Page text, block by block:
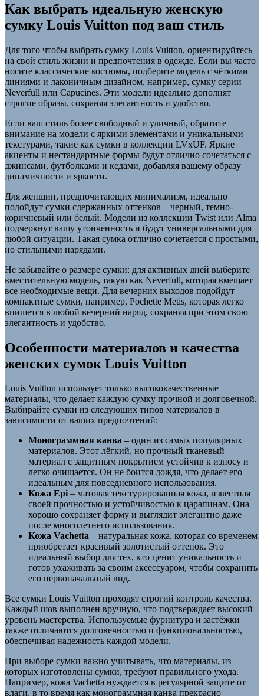
Как выбрать идеальную женскую
сумку Louis Vuitton под ваш стиль
Для того чтобы выбрать сумку Louis Vuitton, ориентируйтесь
на свой стиль жизни и предпочтения в одежде. Если вы часто
носите классические костюмы, подберите модель с чёткими
линиями и лаконичным дизайном, например, сумку серии
Neverfull или Capucines. Эти модели идеально дополнят
строгие образы, сохраняя элегантность и удобство.
Если ваш стиль более свободный и уличный, обратите
внимание на модели с яркими элементами и уникальными
текстурами, такие как сумки в коллекции LVxUF. Яркие
акценты и нестандартные формы будут отлично сочетаться с
джинсами, футболками и кедами, добавляя вашему образу
динамичности и яркости.
Для женщин, предпочитающих минимализм, идеально
подойдут сумки сдержанных оттенков – черный, темно-
коричневый или белый. Модели из коллекции Twist или Alma
подчеркнут вашу утонченность и будут универсальными для
любой ситуации. Такая сумка отлично сочетается с простыми,
но стильными нарядами.
Не забывайте о размере сумки: для активных дней выберите
вместительную модель, такую как Neverfull, которая вмещает
все необходимые вещи. Для вечерних выходов подойдут
компактные сумки, например, Pochette Metis, которая легко
впишется в любой вечерний наряд, сохраняя при этом свою
элегантность и удобство.
Особенности материалов и качества
женских сумок Louis Vuitton
Louis Vuitton использует только высококачественные
материалы, что делает каждую сумку прочной и долговечной.
Выбирайте сумки из следующих типов материалов в
зависимости от ваших предпочтений:
Монограммная канва – один из самых популярных
материалов. Этот лёгкий, но прочный тканевый
материал с защитным покрытием устойчив к износу и
легко очищается. Он не боится дождя, что делает его
идеальным для повседневного использования.
Кожа Epi – матовая текстурированная кожа, известная
своей прочностью и устойчивостью к царапинам. Она
хорошо сохраняет форму и выглядит элегантно даже
после многолетнего использования.
Кожа Vachetta – натуральная кожа, которая со временем
приобретает красивый золотистый оттенок. Это
идеальный выбор для тех, кто ценит уникальность и
готов ухаживать за своим аксессуаром, чтобы сохранить
его первоначальный вид.
Все сумки Louis Vuitton проходят строгий контроль качества.
Каждый шов выполнен вручную, что подтверждает высокий
уровень мастерства. Используемые фурнитура и застёжки
также отличаются долговечностью и функциональностью,
обеспечивая надежность каждой модели.
При выборе сумки важно учитывать, что материалы, из
которых изготовлены сумки, требуют правильного ухода.
Например, кожа Vachetta нуждается в регулярной защите от
влаги, в то время как монограммная канва прекрасно